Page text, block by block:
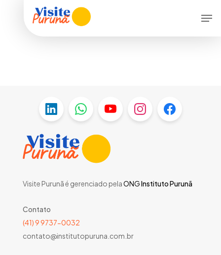
Visite Purunã é gerenciado pelaONGInstituto Purunã
Contato
(41) 9 9737-0032
contato@institutopuruna.com.br